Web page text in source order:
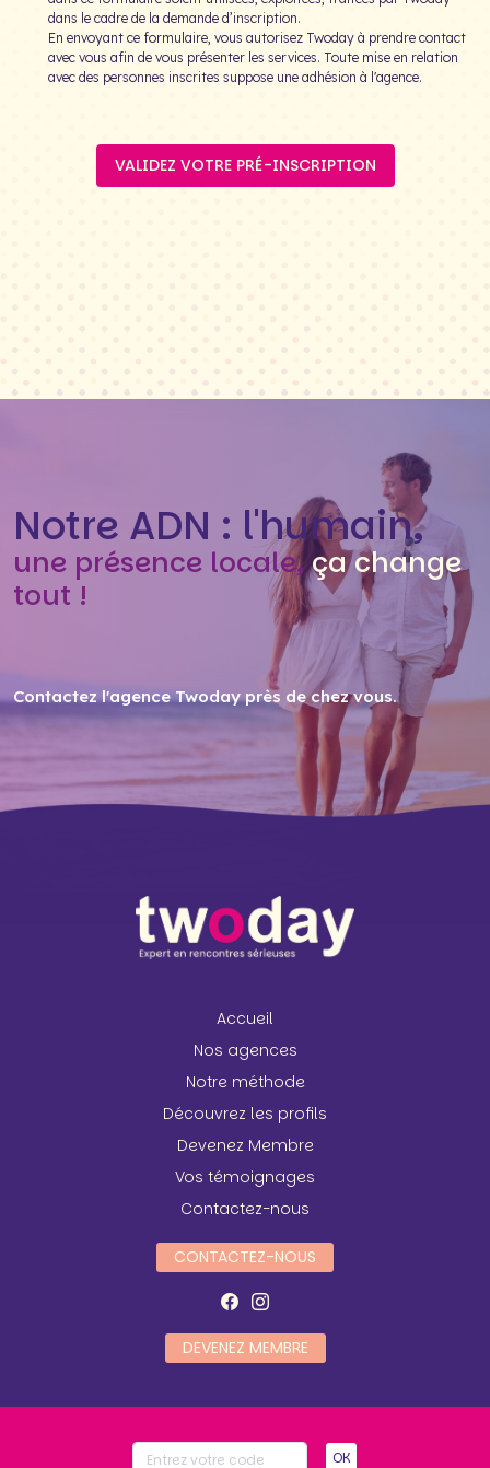
dans le cadre de la demande d’inscription.
En envoyant ce formulaire, vous autorisez Twoday à prendre contact
avec vous afin de vous présenter les services. Toute mise en relation
avec des personnes inscrites suppose une adhésion à l'agence.
VALIDEZ VOTRE PRÉ-INSCRIPTION
Notre ADN : l'humain,
une présence locale,ça change
tout !
Contactez l'agence Twoday près de chez vous.
Accueil
Nos agences
Notre méthode
Découvrez les profils
Devenez Membre
Vos témoignages
Contactez-nous
CONTACTEZ-NOUS
DEVENEZ MEMBRE
OK